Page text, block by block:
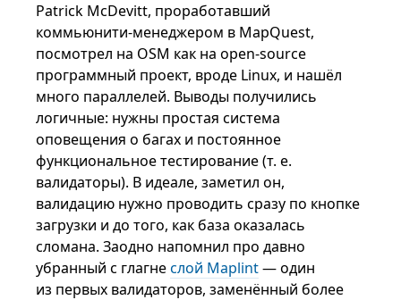
Patrick McDevitt, проработавший
коммьюнити-менеджером в MapQuest,
посмотрел на OSM как на open-source
программный проект, вроде Linux, и нашёл
много параллелей. Выводы получились
логичные: нужны простая система
оповещения о багах и постоянное
функциональное тестирование (т. е.
валидаторы). В идеале, заметил он,
валидацию нужно проводить сразу по кнопке
загрузки и до того, как база оказалась
сломана. Заодно напомнил про давно
убранный с глагнеслой Maplint— один
из первых валидаторов, заменённый более